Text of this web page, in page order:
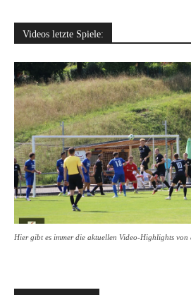
Videos letzte Spiele:
Hier gibt es immer die aktuellen Video-Highlights von